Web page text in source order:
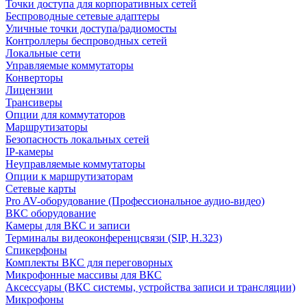
Точки доступа для корпоративных сетей
Беспроводные сетевые адаптеры
Уличные точки доступа/радиомосты
Контроллеры беспроводных сетей
Локальные сети
Управляемые коммутаторы
Конверторы
Лицензии
Трансиверы
Опции для коммутаторов
Маршрутизаторы
Безопасность локальных сетей
IP-камеры
Неуправляемые коммутаторы
Опции к маршрутизаторам
Сетевые карты
Pro AV-оборудование (Профессиональное аудио-видео)
ВКС оборудование
Камеры для ВКС и записи
Терминалы видеоконференцсвязи (SIP, H.323)
Спикерфоны
Комплекты ВКС для переговорных
Микрофонные массивы для ВКС
Аксессуары (ВКС системы, устройства записи и трансляции)
Микрофоны